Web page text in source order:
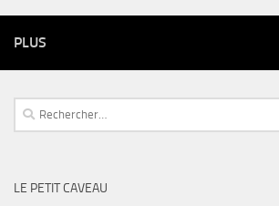
PLUS
Rechercher :
LE PETIT CAVEAU